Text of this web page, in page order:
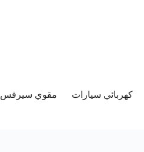
كهربائي سيارات مقوي سيرفس